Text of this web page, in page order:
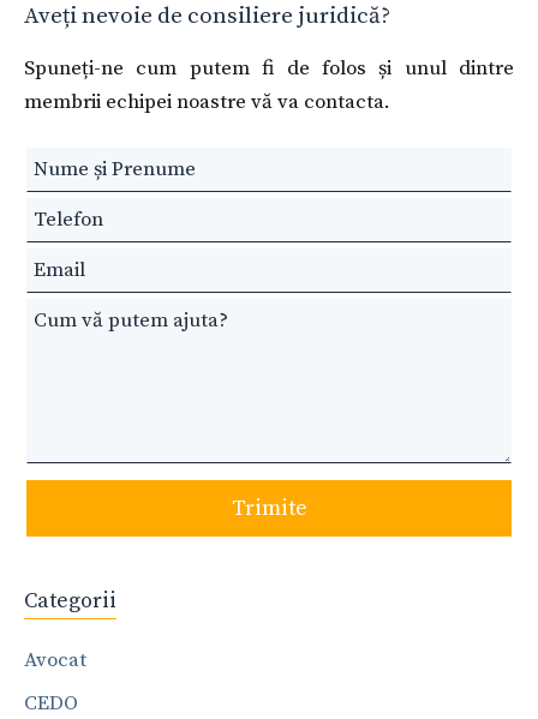
Aveți nevoie de consiliere juridică?
Spuneți-ne cum putem fi de folos și unul dintre
membrii echipei noastre vă va contacta.
Leave
this
field
blank
Trimite
Categorii
Avocat
CEDO